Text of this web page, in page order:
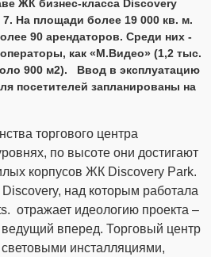
ЖК бизнес-класса Discovery
На площади более 19 000 кв. м.
90 арендаторов. Среди них -
как «М.Видео» (1,2 тыс.
900 м2). Ввод в эксплуатацию
посетителей запланированы на
торгового центра
по высоте они достигают
корпусов ЖК Discovery Park.
над которым работала
отражает идеологию проекта –
вперед. Торговый центр
инсталляциями,